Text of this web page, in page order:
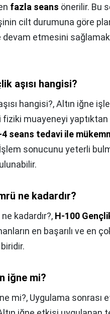
fazla seans önerilir. Bu
cilt durumuna göre
etmesini
aşısı hangisi?
hangisi?,Altın iğne
muayeneyi
seans tedavi ile
sonucunu yeterli
ne kadardır?
kadardır?, H-100
en başarılı ve en
iğne mi?
mi?, Uygulama sonrası